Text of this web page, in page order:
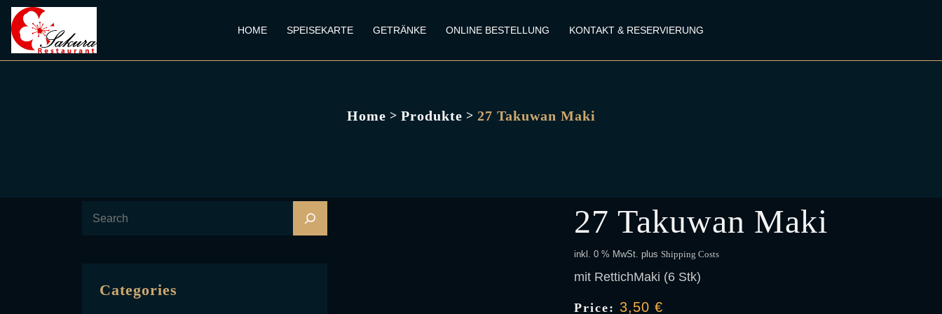
HOME SPEISEKARTE GETRÄNKE ONLINE BESTELLUNG KONTAKT & RESERVIERUNG
Home > Produkte > 27 Takuwan Maki
27 Takuwan Maki
inkl. 0 % MwSt. plus Shipping Costs
mit RettichMaki (6 Stk)
Price: 3,50 €
Categories